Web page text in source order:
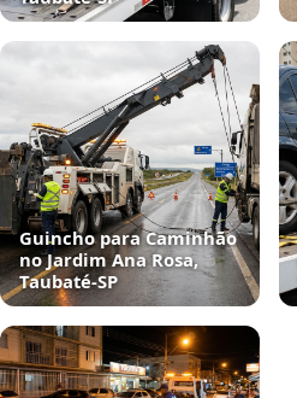
Guincho para Caminhão
no Jardim Ana Rosa,
Taubaté‑SP